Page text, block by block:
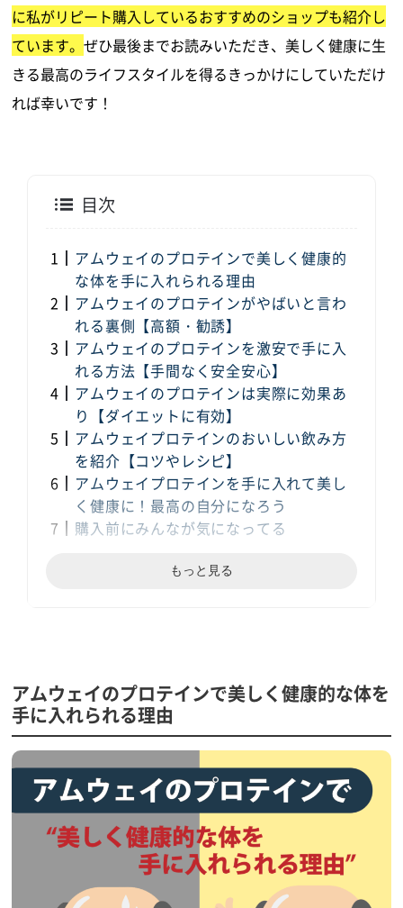
に私がリピート購入しているおすすめのショップも紹介し
ています。ぜひ最後までお読みいただき、美しく健康に生
きる最高のライフスタイルを得るきっかけにしていただけ
れば幸いです！
目次
アムウェイのプロテインで美しく健康的
な体を手に入れられる理由
アムウェイのプロテインがやばいと言わ
れる裏側【高額・勧誘】
アムウェイのプロテインを激安で手に入
れる方法【手間なく安全安心】
アムウェイのプロテインは実際に効果あ
り【ダイエットに有効】
アムウェイプロテインのおいしい飲み方
を紹介【コツやレシピ】
アムウェイプロテインを手に入れて美し
く健康に！最高の自分になろう
購入前にみんなが気になってる
もっと見る
アムウェイのプロテインで美しく健康的な体を
手に入れられる理由